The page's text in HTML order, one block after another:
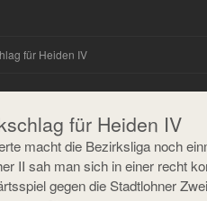
für Heiden IV
für Heiden IV
macht die Bezirksliga noch
II sah man sich in einer recht
gegen die Stadtlohner